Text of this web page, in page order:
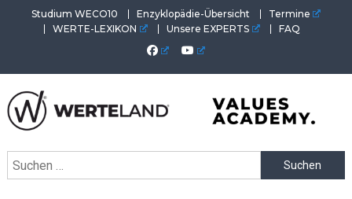
Studium WECO10 Enzyklopädie-Übersicht
Termine
WERTE-LEXIKON
Unsere EXPERTS FAQ
Akademie. Wertvolles für Werte-Coaches.
Suchen
nach: